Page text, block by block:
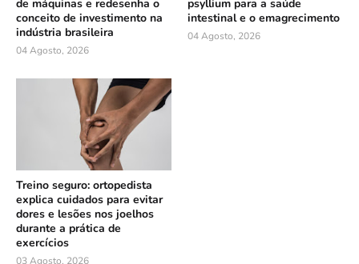
de máquinas e redesenha o
conceito de investimento na
indústria brasileira
04 Agosto, 2026
psyllium para a saúde
intestinal e o emagrecimento
04 Agosto, 2026
Treino seguro: ortopedista
explica cuidados para evitar
dores e lesões nos joelhos
durante a prática de
exercícios
03 Agosto, 2026